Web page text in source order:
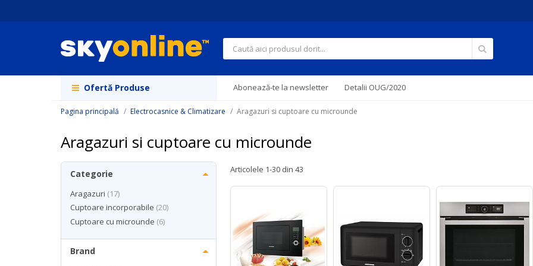
la
Căutare
Ofertă Produse Abonează-te la newsletter Detalii OUG/2020
Pagina principală Electrocasnice & Climatizare Aragazuri si cuptoare cu microunde
Aragazuri si cuptoare cu microunde
Articolele 1-30 din 43
Categorie
Aragazuri 17articole
Cuptoare incorporabile 20articole
Cuptoare cu microunde 6articole
Brand